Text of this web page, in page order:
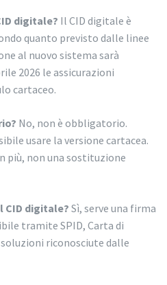
digitale? Il CID digitale è
quanto previsto dalle linee
al nuovo sistema sarà
2026 le assicurazioni
cartaceo.
No, non è obbligatorio.
usare la versione cartacea.
più, non una sostituzione
CID digitale? Sì, serve una firma
tramite SPID, Carta di
riconosciute dalle